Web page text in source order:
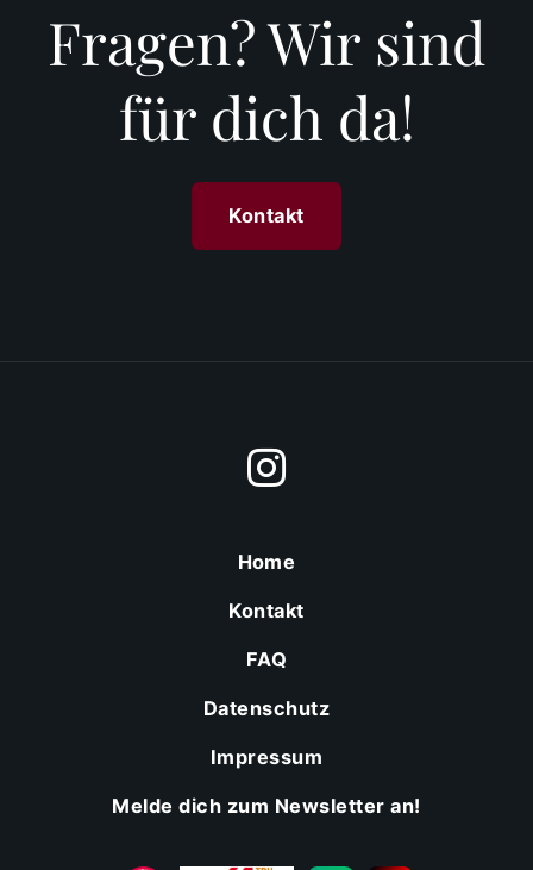
Fragen? Wir sind
für dich da!
Kontakt
Home
Kontakt
FAQ
Datenschutz
Impressum
Melde dich zum Newsletter an!